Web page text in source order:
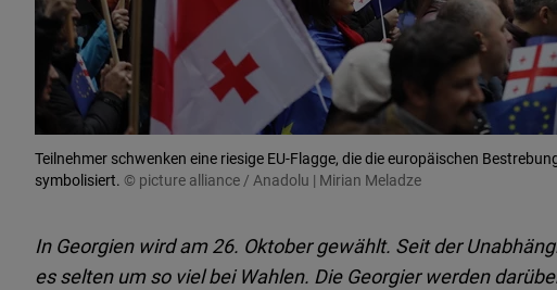
Teilnehmer schwenken eine riesige EU-Flagge, die die europäischen
symbolisiert. © picture alliance / Anadolu | Mirian Meladze
In Georgien wird am 26. Oktober gewählt. Seit der
es selten um so viel bei Wahlen. Die Georgier werden